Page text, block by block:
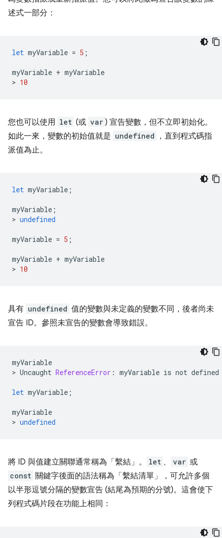
述式一部分：
let myVariable = 5 ;
myVariable + myVariable
> 10
您也可以使用 let (或 var ) 宣告變數，但不立即初始化。
如此一來，變數的初始值就是 undefined
，直到程式碼指
派值為止。
let myVariable ;
myVariable ;
> undefined
myVariable = 5 ;
myVariable + myVariable
> 10
具有 undefined 值的變數與未定義的變數不同，後者尚未
宣告 ID。參照未宣告的變數會導致錯誤。
myVariable
> Uncaught ReferenceError : myVariable is not defined
let myVariable ;
myVariable
> undefined
將 ID 與值建立關聯通常稱為「繫結」。 let 、 var 或
const 關鍵字後面的語法稱為「繫結清單」，可允許多個
以半形逗號分隔的變數宣告 (結尾為預期的分號)。這會使下
列程式碼片段在功能上相同：